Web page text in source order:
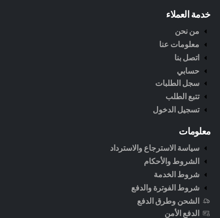
خدمة العملاء
من نحن
معلومات عنا
اتصل بنا
حسابي
سجل الطلبات
تتبع الطلب
تسجيل الدخول
معلومات
سياسة الاسترجاع والاسترداد
الشروط والأحكام
شروط الخدمة
شروط الفوترة والدفع
الشحن وطرق الدفع
الدفع الأمن